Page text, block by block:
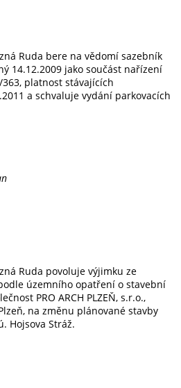
Ruda bere na vědomí sazebník
14.12.2009 jako součást nařízení
platnost stávajících
a schvaluje vydání parkovacích
Ruda povoluje výjimku ze
územního opatření o stavební
PRO ARCH PLZEŇ, s.r.o.,
na změnu plánované stavby
Hojsova Stráž.